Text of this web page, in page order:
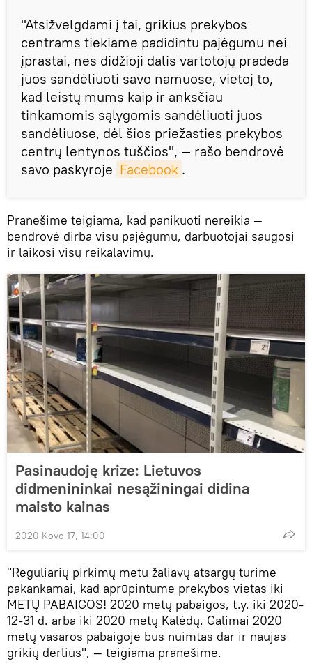
"Atsižvelgdami į tai, grikius prekybos
centrams tiekiame padidintu pajėgumu nei
įprastai, nes didžioji dalis vartotojų pradeda
juos sandėliuoti savo namuose, vietoj to,
kad leistų mums kaip ir anksčiau
tinkamomis sąlygomis sandėliuoti juos
sandėliuose, dėl šios priežasties prekybos
centrų lentynos tuščios", — rašo bendrovė
savo paskyroje Facebook .
Pranešime teigiama, kad panikuoti nereikia —
bendrovė dirba visu pajėgumu, darbuotojai saugosi
ir laikosi visų reikalavimų.
Pasinaudoję krize: Lietuvos
didmenininkai nesąžiningai didina
maisto kainas
2020 Kovo 17, 14:00
"Reguliarių pirkimų metu žaliavų atsargų turime
pakankamai, kad aprūpintume prekybos vietas iki
METŲ PABAIGOS! 2020 metų pabaigos, t.y. iki 2020-
12-31 d. arba iki 2020 metų Kalėdų. Galimai 2020
metų vasaros pabaigoje bus nuimtas dar ir naujas
grikių derlius", — teigiama pranešime.